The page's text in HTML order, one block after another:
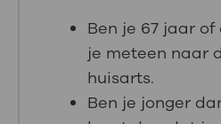
Ben je 67 jaar
je meteen naar
huisarts.
Ben je jonger